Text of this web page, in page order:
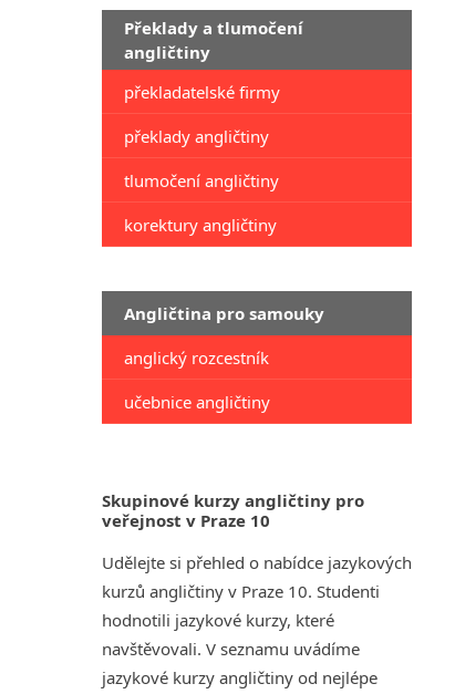
Překlady a tlumočení
angličtiny
překladatelské firmy
překlady angličtiny
tlumočení angličtiny
korektury angličtiny
Angličtina pro samouky
anglický rozcestník
učebnice angličtiny
Skupinové kurzy angličtiny pro
veřejnost v Praze 10
Udělejte si přehled o nabídce jazykových
kurzů angličtiny v Praze 10. Studenti
hodnotili jazykové kurzy, které
navštěvovali. V seznamu uvádíme
jazykové kurzy angličtiny od nejlépe